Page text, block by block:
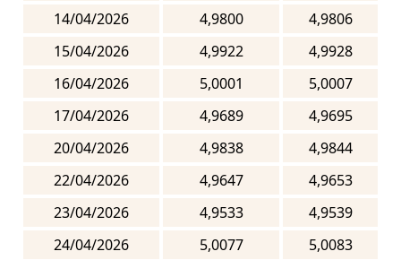
14/04/2026
4,9800
4,9806
15/04/2026
4,9922
4,9928
16/04/2026
5,0001
5,0007
17/04/2026
4,9689
4,9695
20/04/2026
4,9838
4,9844
22/04/2026
4,9647
4,9653
23/04/2026
4,9533
4,9539
24/04/2026
5,0077
5,0083